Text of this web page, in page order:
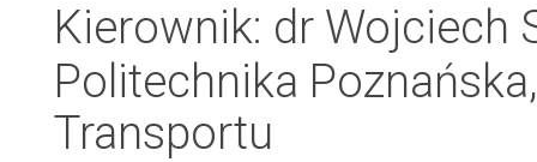
Kierownik: dr Wojciech
Politechnika
Transportu